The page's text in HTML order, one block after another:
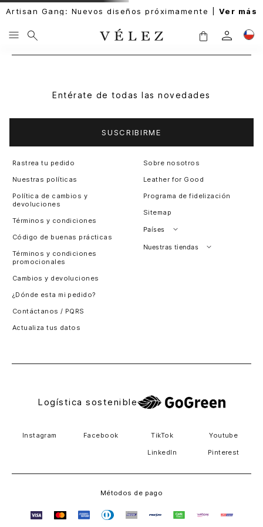
Artisan Gang: Nuevos diseños próximamente | Ver más
Entérate de todas las novedades
SUSCRIBIRME
Rastrea tu pedido
Nuestras políticas
Política de cambios y
devoluciones
Términos y condiciones
Código de buenas prácticas
Términos y condiciones
promocionales
Cambios y devoluciones
¿Dónde esta mi pedido?
Contáctanos / PQRS
Actualiza tus datos
Sobre nosotros
Leather for Good
Programa de fidelización
Sitemap
Países
Perú
Nuestras tiendas
Logística sostenible
Instagram Facebook TikTok Youtube
LinkedIn Pinterest
Métodos de pago